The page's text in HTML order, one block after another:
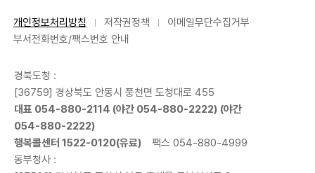
개인정보처리방침 저작권정책
이메일무단수집거부
부서전화번호/팩스번호 안내
경북도청 :
[36759] 경상북도 안동시 풍천면 도청대로 455
대표 054-880-2114 (야간 054-880-2222) (야간
054-880-2222)
행복콜센터 1522-0120(유료)
팩스 054-880-4999
동부청사 :